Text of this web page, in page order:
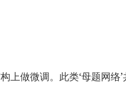
做微调。此类‘母题网络